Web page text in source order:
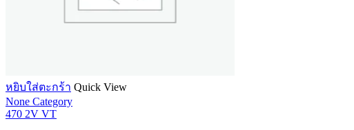
หยิบใส่ตะกร้า Quick View
None Category
470 2V VT